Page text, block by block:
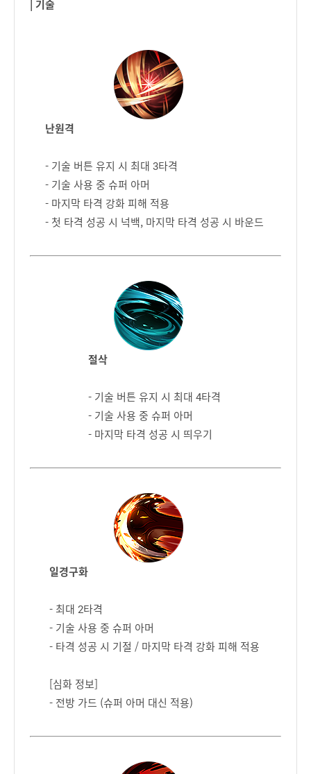
| 기술
난원격
- 기술 버튼 유지 시 최대 3타격
- 기술 사용 중 슈퍼 아머
- 마지막 타격 강화 피해 적용
- 첫 타격 성공 시 넉백, 마지막 타격 성공 시 바운드
절삭
- 기술 버튼 유지 시 최대 4타격
- 기술 사용 중 슈퍼 아머
- 마지막 타격 성공 시 띄우기
일경구화
- 최대 2타격
- 기술 사용 중 슈퍼 아머
- 타격 성공 시 기절 / 마지막 타격 강화 피해 적용
[심화 정보]
- 전방 가드 (슈퍼 아머 대신 적용)